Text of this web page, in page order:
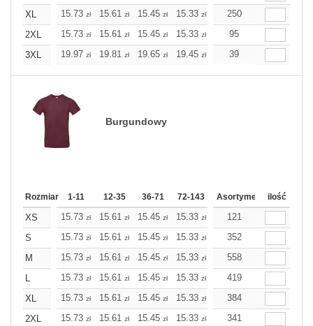
XL
15.73 zł 15.61 zł 15.45 zł 15.33 zł 15.21zł
250
2XL
15.73 zł 15.61 zł 15.45 zł 15.33 zł 15.21
95
3XL
19.97 zł 19.81 zł 19.65 zł 19.45 zł 19.28
39
Burgundowy
Rozmiar 1-11 12-35 36-71 72-143 144-287 288 Dodaj
Asortyment ilość
XS 15.73 zł 15.61 zł 15.45 zł 15.33 zł 15.21
121
S
15.73 zł 15.61 zł 15.45 zł 15.33 zł 15.21zł
352
M
15.73 zł 15.61 zł 15.45 zł 15.33 zł 15.21zł
558
L
15.73 zł 15.61 zł 15.45 zł 15.33 zł 15.21zł
419
XL
15.73 zł 15.61 zł 15.45 zł 15.33 zł 15.21zł
384
2XL
15.73 zł 15.61 zł 15.45 zł 15.33 zł 15.21
341